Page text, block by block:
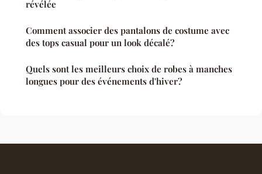
révélée
Comment associer des pantalons de costume avec
des tops casual pour un look décalé?
Quels sont les meilleurs choix de robes à manches
longues pour des événements d'hiver?